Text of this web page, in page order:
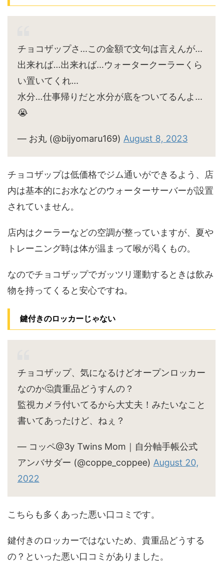
チョコザップさ…この金額で文句は言えんが…
出来れば…出来れば…ウォータークーラーくら
い置いてくれ…
水分…仕事帰りだと水分が底をついてるんよ…
😭
— お丸 (@bijyomaru169) August 8, 2023
チョコザップは低価格でジム通いができるよう、店
内は基本的にお水などのウォーターサーバーが設置
されていません。
店内はクーラーなどの空調が整っていますが、夏や
トレーニング時は体が温まって喉が渇くもの。
なのでチョコザップでガッツリ運動するときは飲み
物を持ってくると安心ですね。
鍵付きのロッカーじゃない
チョコザップ、気になるけどオープンロッカー
なのか🤔貴重品どうすんの？
監視カメラ付いてるから大丈夫！みたいなこと
書いてあったけど、ねぇ？
— コッペ@3y Twins Mom｜自分軸手帳公式
アンバサダー (@coppe_coppee) August 20,
2022
こちらも多くあった悪い口コミです。
鍵付きのロッカーではないため、貴重品どうする
の？といった悪い口コミがありました。